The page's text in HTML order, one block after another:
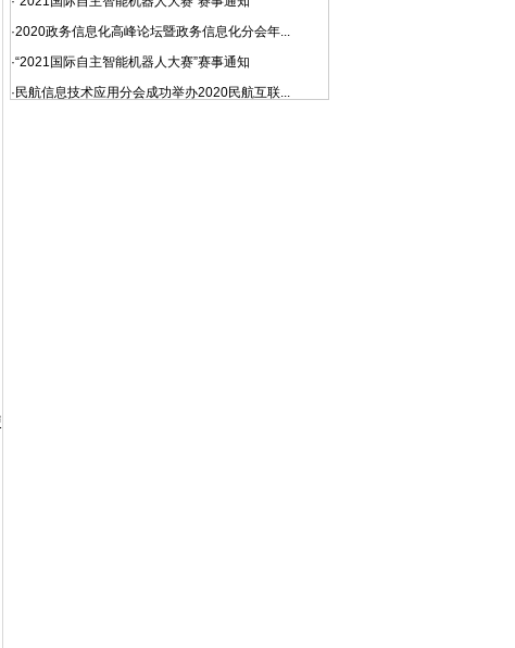
·2020政务信息化高峰论坛暨政务信息化分会年...
·“2021国际自主智能机器人大赛”赛事通知
· 民航信息技术应用分会成功举办2020民航互联...